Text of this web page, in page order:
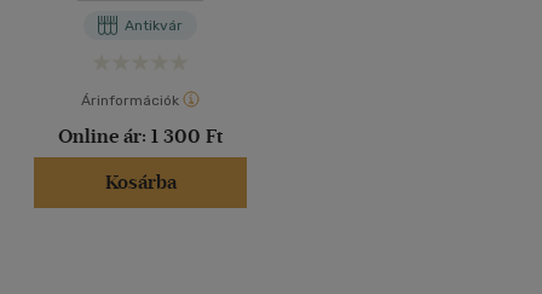
Antikvár
Árinformációk
Online ár: 1 300 Ft
Kosárba